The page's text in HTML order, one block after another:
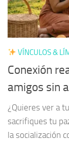
VÍNCULOS &
Conexión
amigos sin
¿Quieres ver a
sacrifiques tu
la socialización